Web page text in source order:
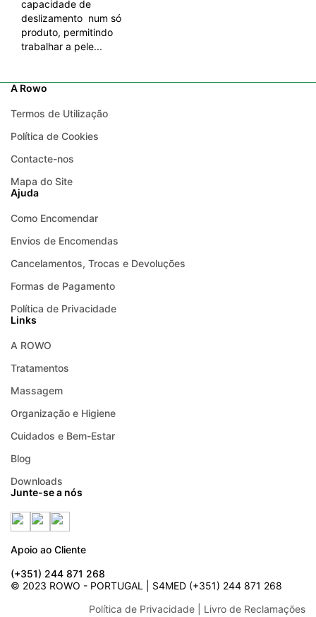
capacidade de
deslizamento num só
produto, permitindo
trabalhar a pele...
A Rowo
Termos de Utilização
Política de Cookies
Contacte-nos
Mapa do Site
Ajuda
Como Encomendar
Envios de Encomendas
Cancelamentos, Trocas e Devoluções
Formas de Pagamento
Política de Privacidade
Links
A ROWO
Tratamentos
Massagem
Organização e Higiene
Cuidados e Bem-Estar
Blog
Downloads
Junte-se a nós
Apoio ao Cliente
(+351) 244 871 268
© 2023 ROWO - PORTUGAL | S4MED (+351) 244 871 268
Política de Privacidade
| Livro de Reclamações